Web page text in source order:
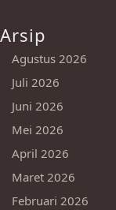
Arsip
Agustus 2026
Juli 2026
Juni 2026
Mei 2026
April 2026
Maret 2026
Februari 2026